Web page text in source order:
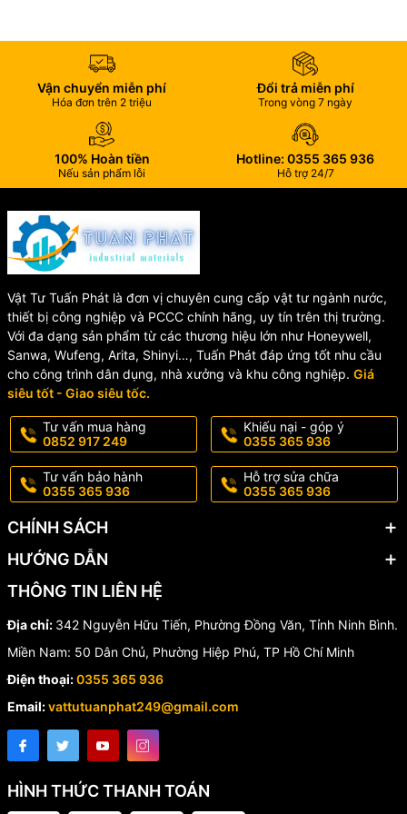
Hệ thống cấp thoát nước
Hệ thống xử lý nước thải
Nhà máy hóa chất
Dây chuyền sản xuất công nghiệp
Hệ thống hồ bơi và tưới tiêu
Vận chuyển miễn phí
Hóa đơn trên 2 triệu
Đổi trả miễn phí
Trong vòng 7 ngày
100% Hoàn tiền
Nếu sản phẩm lỗi
Hotline: 0355 365 936
Hỗ trợ 24/7
Vật Tư Tuấn Phát là đơn vị chuyên cung cấp vật tư ngành nước,
thiết bị công nghiệp và PCCC chính hãng, uy tín trên thị trường.
Với đa dạng sản phẩm từ các thương hiệu lớn như Honeywell,
Sanwa, Wufeng, Arita, Shinyi…, Tuấn Phát đáp ứng tốt nhu cầu
cho công trình dân dụng, nhà xưởng và khu công nghiệp. Giá
siêu tốt - Giao siêu tốc.
Tư vấn mua hàng
0852 917 249
Khiếu nại - góp ý
0355 365 936
Tư vấn bảo hành
0355 365 936
Hỗ trợ sửa chữa
0355 365 936
CHÍNH SÁCH
HƯỚNG DẪN
THÔNG TIN LIÊN HỆ
Địa chỉ: 342 Nguyễn Hữu Tiến, Phường Đồng Văn, Tỉnh Ninh Bình.
Miền Nam: 50 Dân Chủ, Phường Hiệp Phú, TP Hồ Chí Minh
Điện thoại:0355 365 936
Email:vattutuanphat249@gmail.com
HÌNH THỨC THANH TOÁN